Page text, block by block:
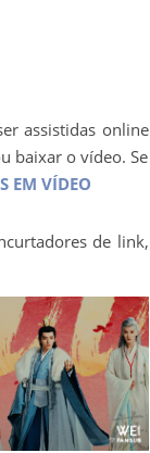
assistidas online
baixar o vídeo. Se
EM VÍDEO
de link,